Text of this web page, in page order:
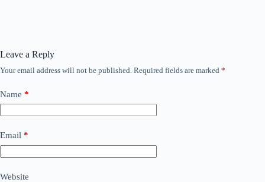
Leave a Reply
Your email address will not be published. Required fields are marked *
Name *
Email *
Website